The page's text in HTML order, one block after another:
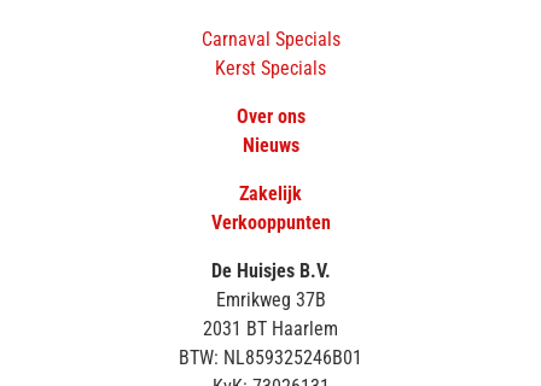
Carnaval Specials
Kerst Specials
Over ons
Nieuws
Zakelijk
Verkooppunten
De Huisjes B.V.
Emrikweg 37B
2031 BT Haarlem
BTW: NL859325246B01